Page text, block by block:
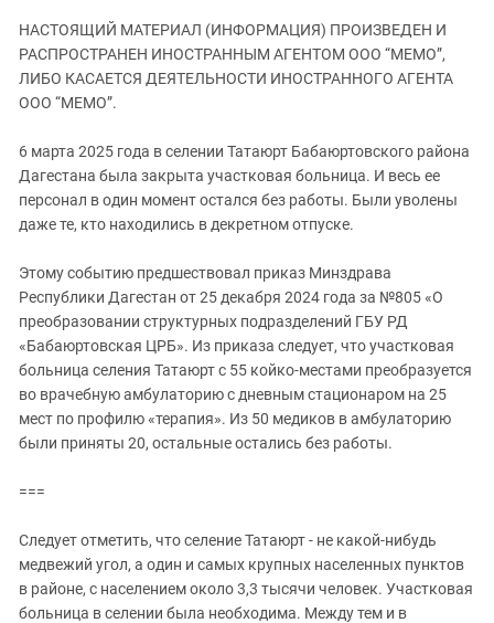
КАВКАЗ ЗА ПАЛЕСТИНУ
ИНАКОМЫСЛИЕ В ЧЕЧНЕ
ПРЕСЛЕДОВАНИЕ АКТИВИСТОВ
Ингушетия
Кабардино-Балкария
Карачаево-Черкесия
Краснодарский край
Нагорный Карабах
Ростовская область
Северная Осетия - Алания
Ставропольский край
Чечня
Южный Кавказ
НАСТОЯЩИЙ МАТЕРИАЛ (ИНФОРМАЦИЯ) ПРОИЗВЕДЕН И
РАСПРОСТРАНЕН ИНОСТРАННЫМ АГЕНТОМ ООО “МЕМО”,
ЛИБО КАСАЕТСЯ ДЕЯТЕЛЬНОСТИ ИНОСТРАННОГО АГЕНТА
ООО “МЕМО”.
6 марта 2025 года в селении Татаюрт Бабаюртовского района
Дагестана была закрыта участковая больница. И весь ее
персонал в один момент остался без работы. Были уволены
даже те, кто находились в декретном отпуске.
Этому событию предшествовал приказ Минздрава
Республики Дагестан от 25 декабря 2024 года за №805 «О
преобразовании структурных подразделений ГБУ РД
«Бабаюртовская ЦРБ». Из приказа следует, что участковая
больница селения Татаюрт с 55 койко-местами преобразуется
во врачебную амбулаторию с дневным стационаром на 25
мест по профилю «терапия». Из 50 медиков в амбулаторию
были приняты 20, остальные остались без работы.
===
Следует отметить, что селение Татаюрт - не какой-нибудь
медвежий угол, а один и самых крупных населенных пунктов
в районе, с населением около 3,3 тысячи человек. Участковая
больница в селении была необходима. Между тем и в